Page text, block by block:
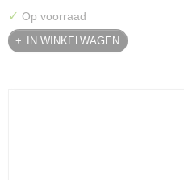
✓ Op voorraad
IN WINKELWAGEN